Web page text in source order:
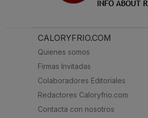
CALORYFRIO.COM
Quienes somos
Firmas Invitadas
Colaboradores Editoriales
Redactores Caloryfrio.com
Contacta con nosotros